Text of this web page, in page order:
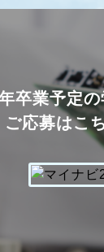
卒業予定
ご応募はこ